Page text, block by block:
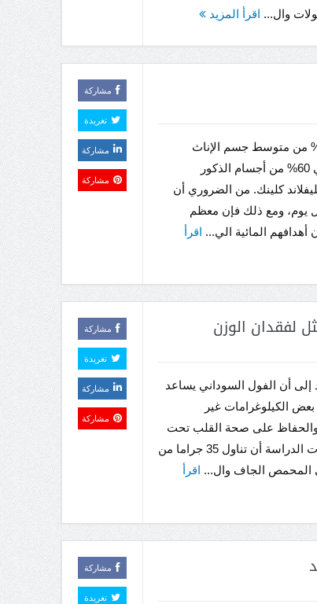
وال... اقرأ المزيد
الماء 55% من متوسط ​​جسم الإناث
البالغات وحوالي 60% من أجسام الذكور
كلينك. من الضروري أن
يوم، ومع ذلك فإن معظم
أهدافهم المائية الي... اقرأ
مشاركة
تغريدة
مشاركة
مشاركة
لفقدان الوزن
أن الفول السوداني يساعد
الكيلوغرامات غير
والحفاظ على صحة القلب تحت
السيطرة. ووجدت الدراسة أن تناول 35 جراما من
المحمص الجاف وال... اقرأ
مشاركة
تغريدة
مشاركة
مشاركة
مشاركة
تغريدة